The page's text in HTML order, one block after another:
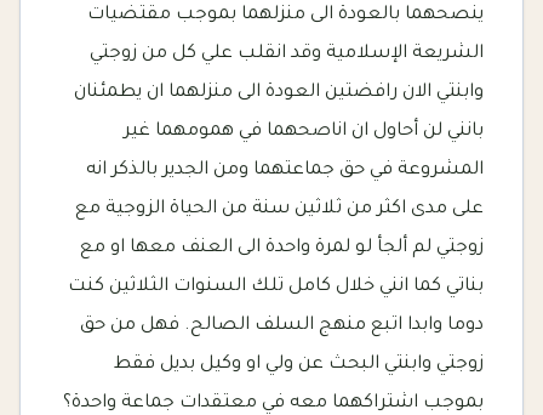
ينصحهما بالعودة الى منزلهما بموجب مقتضيات
الشريعة الإسلامية وقد انقلب علي كل من زوجتي
وابنتي الان رافضتين العودة الى منزلهما ان يطمئنان
بانني لن أحاول ان اناصحهما في همومهما غير
المشروعة في حق جماعتهما ومن الجدير بالذكر انه
على مدى اكثر من ثلاثين سنة من الحياة الزوجية مع
زوجتي لم ألجأ لو لمرة واحدة الى العنف معها او مع
بناتي كما انني خلال كامل تلك السنوات الثلاثين كنت
دوما وابدا اتبع منهج السلف الصالح. فهل من حق
زوجتي وابنتي البحث عن ولي او وكيل بديل فقط
بموجب اشتراكهما معه في معتقدات جماعة واحدة؟